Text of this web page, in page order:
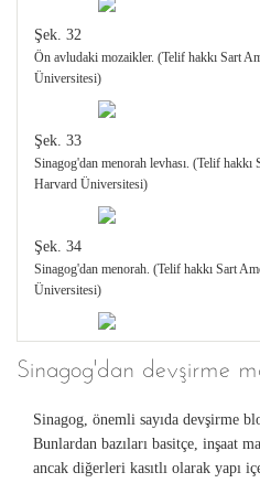
Şek. 32
Ön avludaki mozaikler. (Telif hakkı Sart
Üniversitesi)
Şek. 33
Sinagog'dan menorah levhası. (Telif
Harvard Üniversitesi)
Şek. 34
Sinagog'dan menorah. (Telif hakkı Sart
Üniversitesi)
Sinagog'dan menorahın çizimi. (Telif
Sinagog'dan devşirme
Sinagog, önemli sayıda devşirme
Bunlardan bazıları basitçe, inşaat
ancak diğerleri kasıtlı olarak yapı